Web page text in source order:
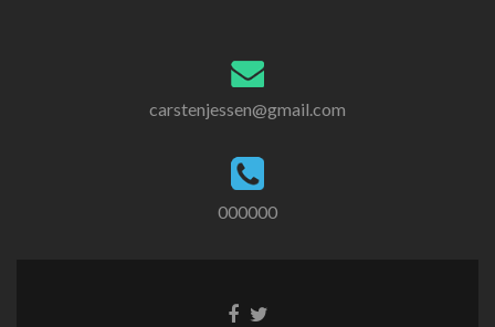
carstenjessen@gmail.com
000000
Go Go